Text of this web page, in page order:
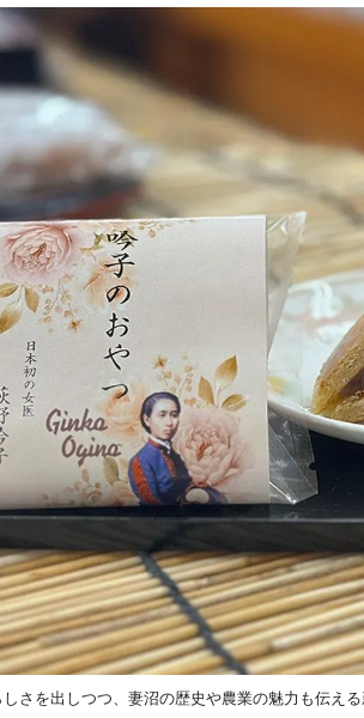
しさを出しつつ、妻沼の歴史や農業の魅力も伝え